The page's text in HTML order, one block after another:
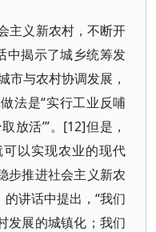
主义新农村，不断开
中揭示了城乡统筹发
市与农村协调发展，
法是“实行工业反哺
放活’”。[12]但是，
以实现农业的现代
步推进社会主义新农
讲话中提出，“我们
发展的城镇化；我们